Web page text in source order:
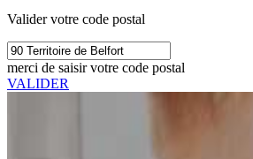
Valider votre code postal
merci de saisir votre code postal
VALIDER